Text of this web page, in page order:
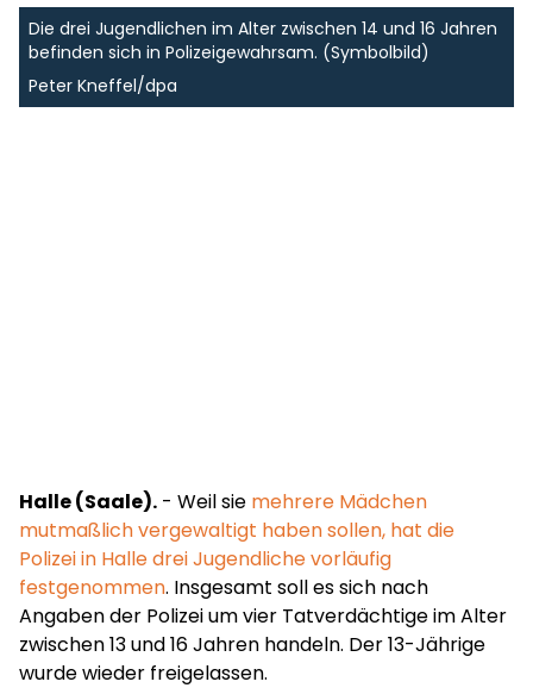
Die drei Jugendlichen im Alter zwischen 14 und 16 Jahren
befinden sich in Polizeigewahrsam. (Symbolbild)
Peter Kneffel/dpa
Halle (Saale). - Weil sie mehrere Mädchen
mutmaßlich vergewaltigt haben sollen, hat die
Polizei in Halle drei Jugendliche vorläufig
festgenommen. Insgesamt soll es sich nach
Angaben der Polizei um vier Tatverdächtige im Alter
zwischen 13 und 16 Jahren handeln. Der 13-Jährige
wurde wieder freigelassen.